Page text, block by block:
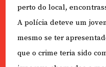
perto do local,
A polícia deteve um
mesmo se ter
que o crime teria sido